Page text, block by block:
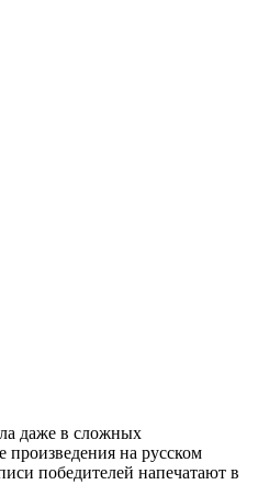
даже в сложных
на русском
победителей напечатают в